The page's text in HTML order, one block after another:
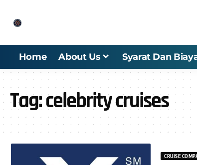
Home About Us Syarat Dan
Tag:celebrity cruises
CRUISE